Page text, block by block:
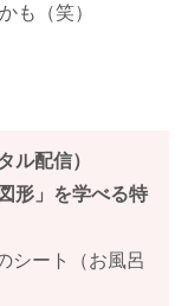
も（笑）
ル配信）
形」を学べる特
シート（お風呂